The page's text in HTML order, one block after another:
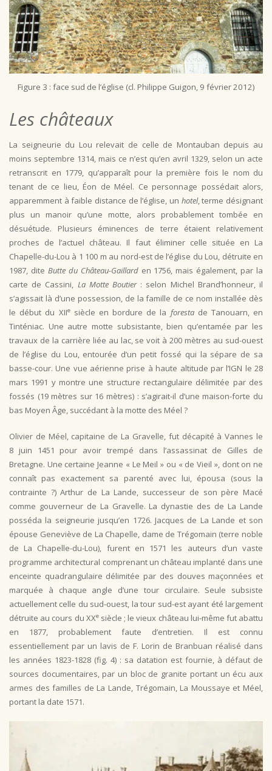
Figure 3 : face sud de l’église (cl. Philippe Guigon, 9 février 2012)
Les châteaux
La seigneurie du Lou relevait de celle de Montauban depuis au
moins septembre 1314, mais ce n’est qu’en avril 1329, selon un acte
retranscrit en 1779, qu’apparaît pour la première fois le nom du
tenant de ce lieu, Éon de Méel. Ce personnage possédait alors,
apparemment à faible distance de l’église, un hotel, terme désignant
plus un manoir qu’une motte, alors probablement tombée en
désuétude. Plusieurs éminences de terre étaient relativement
proches de l’actuel château. Il faut éliminer celle située en La
Chapelle-du-Lou à 1 100 m au nord-est de l’église du Lou, détruite en
1987, dite Butte du Château-Gaillarden 1756, mais également, par la
carte de Cassini, La Motte Boutier: selon Michel Brand’honneur, il
s’agissait là d’une possession, de la famille de ce nom installée dès
le début du XIIesiècle en bordure de la forestade Tanouarn, en
Tinténiac. Une autre motte subsistante, bien qu’entamée par les
travaux de la carrière liée au lac, se voit à 200 mètres au sud-ouest
de l’église du Lou, entourée d’un petit fossé qui la sépare de sa
basse-cour. Une vue aérienne prise à haute altitude par l’IGN le 28
mars 1991 y montre une structure rectangulaire délimitée par des
fossés (19 mètres sur 16 mètres) : s’agirait-il d’une maison-forte du
bas Moyen Âge, succédant à la motte des Méel ?
Olivier de Méel, capitaine de La Gravelle, fut décapité à Vannes le
8 juin 1451 pour avoir trempé dans l’assassinat de Gilles de
Bretagne. Une certaine Jeanne « Le Meil » ou « de Vieil », dont on ne
connaît pas exactement sa parenté avec lui, épousa (sous la
contrainte ?) Arthur de La Lande, successeur de son père Macé
comme gouverneur de La Gravelle. La dynastie des de La Lande
posséda la seigneurie jusqu’en 1726. Jacques de La Lande et son
épouse Geneviève de La Chapelle, dame de Trégomain (terre noble
de La Chapelle-du-Lou), furent en 1571 les auteurs d’un vaste
programme architectural comprenant un château implanté dans une
enceinte quadrangulaire délimitée par des douves maçonnées et
marquée à chaque angle d’une tour circulaire. Seule subsiste
actuellement celle du sud-ouest, la tour sud-est ayant été largement
détruite au cours du XXesiècle ; le vieux château lui-même fut abattu
en 1877, probablement faute d’entretien. Il est connu
essentiellement par un lavis de F. Lorin de Branbuan réalisé dans
les années 1823-1828 (fig. 4) : sa datation est fournie, à défaut de
sources documentaires, par un bloc de granite portant un écu aux
armes des familles de La Lande, Trégomain, La Moussaye et Méel,
portant la date 1571.